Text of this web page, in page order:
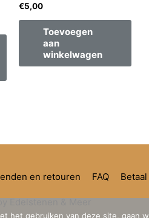
€5,00
Toevoegen
aan
winkelwagen
en retouren FAQ
Edelstenen & Meer
het gebruiken van deze site, gaan